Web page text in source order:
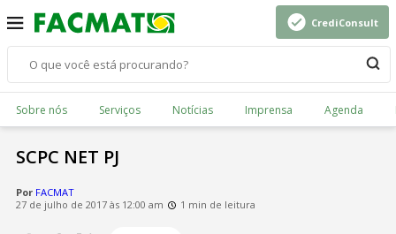
CrediConsult
Sobre nós Serviços Notícias Imprensa Agenda
SCPC NET PJ
Por FACMAT
27 de julho de 2017 às 12:00 am
1 min de leitura